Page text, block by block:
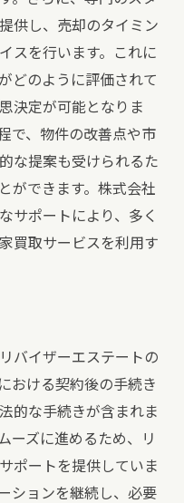
供し、売却のタイミン
スを行います。これに
どのように評価されて
決定が可能となりま
で、物件の改善点や市
な提案も受けられるた
ができます。株式会社
サポートにより、多く
買取サービスを利用す
バイザーエステートの
おける契約後の手続き
的な手続きが含まれま
ーズに進めるため、リ
ポートを提供していま
ションを継続し、必要